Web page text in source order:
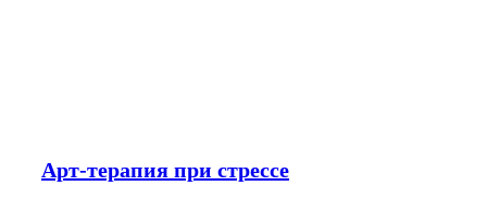
Арт-терапия при стрессе